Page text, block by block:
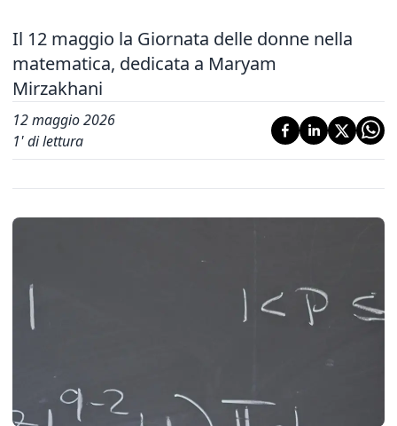
Il 12 maggio la Giornata delle donne nella
matematica, dedicata a Maryam
Mirzakhani
12 maggio 2026
1' di lettura